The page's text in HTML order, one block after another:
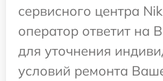
сервисного центра
оператор ответит на
для уточнения
условий ремонта